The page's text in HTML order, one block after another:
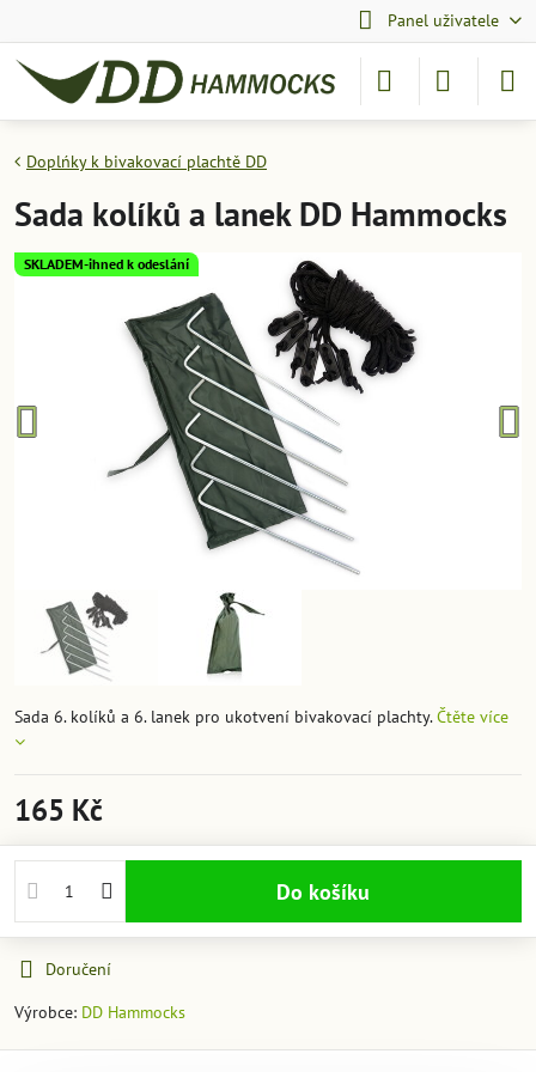
Panel uživatele
SKLADEM-ihned k odeslání
Doplńky k bivakovací plachtě DD
Sada kolíků a lanek DD Hammocks
Sada 6. kolíků a 6. lanek pro ukotvení bivakovací plachty.Čtěte více
165 Kč
Do košíku
Doručení
Výrobce: DD Hammocks